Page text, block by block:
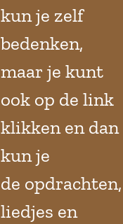
kun je zelf
bedenken,
maar je kunt
ook op de link
klikken en dan
kun je
de opdrachten,
liedjes en